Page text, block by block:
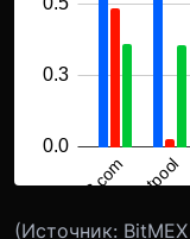
(Источник: